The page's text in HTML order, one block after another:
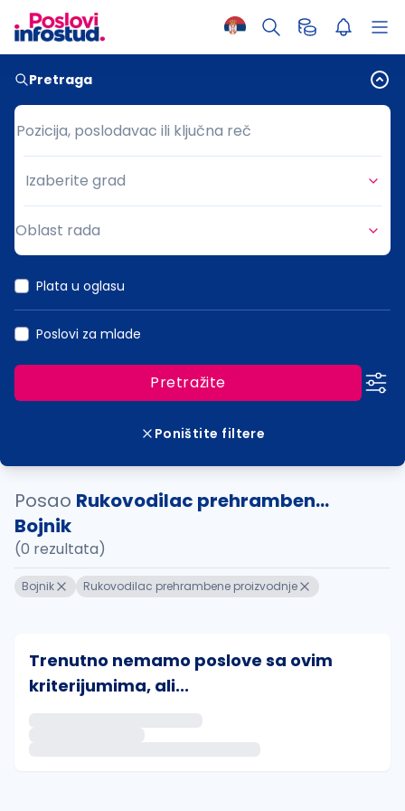
Pretraga
Pozicija, poslodavac ili ključna reč
Pozicija, poslodavac ili ključna reč
Grad
Izaberite grad
Oblast rada
Plata u oglasu
Poslovi za mlade
Pretražite
Poništite filtere
Posao Rukovodilac prehramben...
Bojnik
(0 rezultata)
Bojnik Rukovodilac prehrambene proizvodnje
Trenutno nemamo poslove sa ovim
kriterijumima, ali...